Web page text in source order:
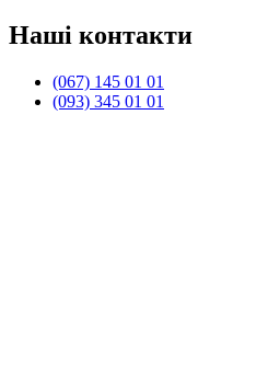
Наші контакти
(067) 145 01 01
(093) 345 01 01